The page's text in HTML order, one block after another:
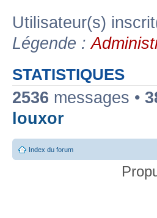
Utilisateur(s)
Légende :
STATISTIQUES
2536 messages •
louxor
Index du forum